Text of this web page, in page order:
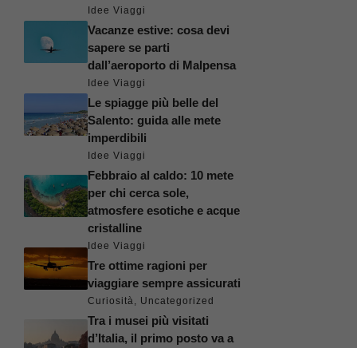
Idee Viaggi
Vacanze estive: cosa devi
sapere se parti
dall’aeroporto di Malpensa
Idee Viaggi
Le spiagge più belle del
Salento: guida alle mete
imperdibili
Idee Viaggi
Febbraio al caldo: 10 mete
per chi cerca sole,
atmosfere esotiche e acque
cristalline
Idee Viaggi
Tre ottime ragioni per
viaggiare sempre assicurati
Curiosità, Uncategorized
Tra i musei più visitati
d’Italia, il primo posto va a